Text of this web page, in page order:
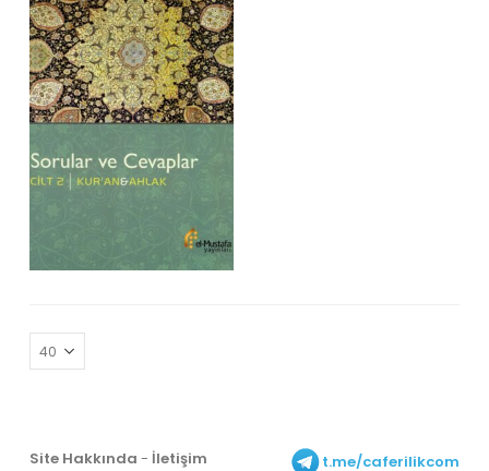
Site Hakkında - İletişim t.me/caferilikcom